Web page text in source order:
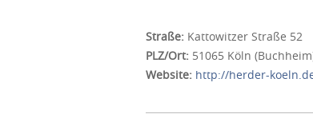
Straße: Kattowitzer Straße 52
PLZ/Ort: 51065 Köln
Website: http://herder-